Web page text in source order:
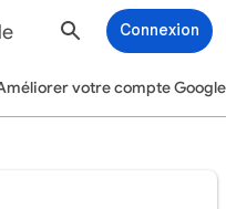
Connexion
votre compte Google